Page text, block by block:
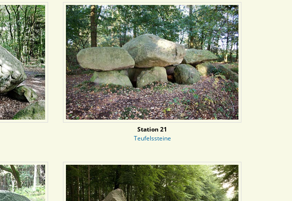
Station 21
Teufelssteine